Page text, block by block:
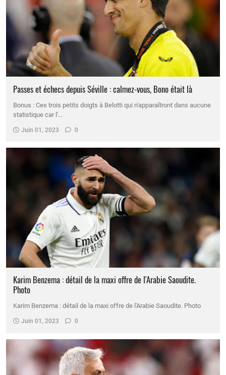
Passes et échecs depuis Séville : calmez-vous, Bono était là
Bonus : Ces trois petits doigts à Belotti qui n'apparaîtront dans aucune
statistique car l'…
Juin 01, 2023 0
Karim Benzema : détail de la maxi offre de l'Arabie Saoudite.
Photo
Karim Benzema : détail de la maxi offre de l'Arabie Saoudite. Photo
Juin 01, 2023 0